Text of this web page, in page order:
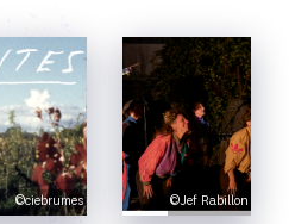
©ciebrumes ©Jef Rabillon